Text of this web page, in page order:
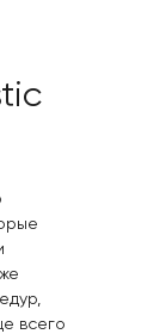
всего